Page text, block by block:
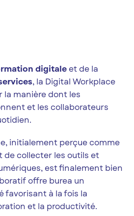
digitaleet de la
, la Digital Workplace
manière dont les
et les collaborateurs
initialement perçue comme
collecter les outils et
est finalement bien
offre burea un
favorisant à la fois la
et la productivité.